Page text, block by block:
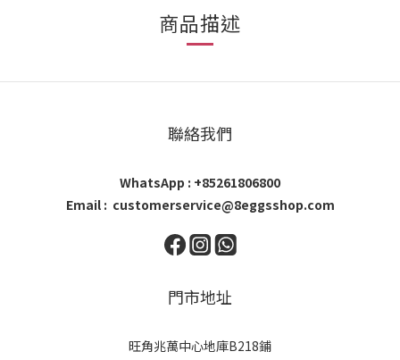
商品描述
聯絡我們
WhatsApp : +85261806800
Email : customerservice@8eggsshop.com
門市地址
旺角兆萬中心地庫B218鋪